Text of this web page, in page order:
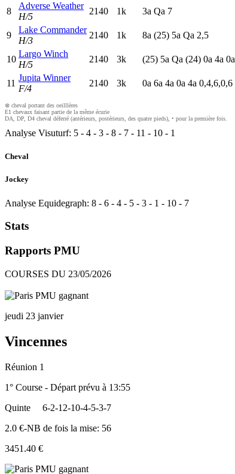
8
Adverse Weather
H/5
2140 1k 3a Qa 7
9
Lake Commander
H/3
2140 1k 8a (25) 5a Qa 2,5
10
Largo Winch
H/5
2140 3k (25) 5a Qa (24) 0a 4a 0a
11
Jupita Winner
F/4
2140 3k 0a 6a 4a 0a 4a 0,4,6,0,6
⊗ cheval portant des oeilllères
E1 chevaux faisant partie de la même écurie
DA, DP, D4 cheval déferré (antérieurs, postérieurs, des quatre pieds), • pour la première fois.
Analyse Visuturf: 5 - 4 - 3 - 8 - 7 - 11 - 10 - 1
Cheval
Jockey
Analyse Equidegraph: 8 - 6 - 4 - 5 - 3 - 1 - 10 - 7
Stats
Rapports PMU
COURSES DU 23/05/2026
jeudi 23 janvier
Vincennes
Réunion 1
1° Course - Départ prévu à 13:55
Quinte
6-2-12-10-4-5-3-7
2.0 €-NB de fois la mise: 56
3451.40 €